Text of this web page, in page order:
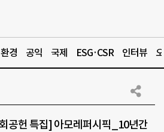
환경 공익 국제 ESG·CSR 인터뷰
공헌 특집] 아모레퍼시픽_10년간